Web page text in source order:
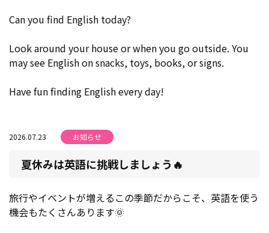
Can you find English today?
Look around your house or when you go outside. You
may see English on snacks, toys, books, or signs.
Have fun finding English every day!
2026.07.23 お知らせ
夏休みは英語に挑戦しましょう🔥
旅行やイベントが増えるこの季節だからこそ、英語を使う
機会もたくさんあります🌞